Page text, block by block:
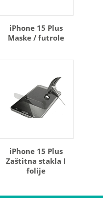
iPhone 15 Plus
Maske / futrole
iPhone 15 Plus
Zaštitna stakla I
folije